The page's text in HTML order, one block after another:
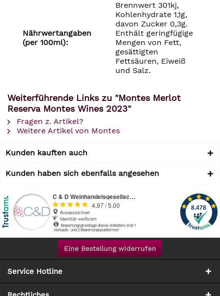
Nährwertangaben
(per 100ml):
Brennwert 301kj,
Kohlenhydrate 1,1g,
davon Zucker 0,3g.
Enthält geringfügige
Mengen von Fett,
gesättigten
Fettsäuren, Eiweiß
und Salz.
Weiterführende Links zu "Montes Merlot
Reserva Montes Wines 2023"
Fragen z. Artikel?
Weitere Artikel von Montes
Kunden kauften auch
Kunden haben sich ebenfalls angesehen
Eine Bestellung widerrufen
Service Hotline